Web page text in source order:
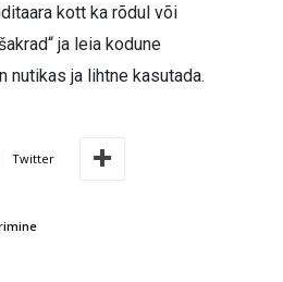
kott ka rõdul või
ja leia kodune
nutikas ja lihtne kasutada.
Twitter